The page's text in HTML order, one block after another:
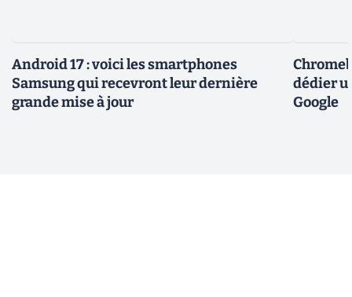
Android 17 : voici les smartphones
Samsung qui recevront leur dernière
grande mise à jour
dédier
Google